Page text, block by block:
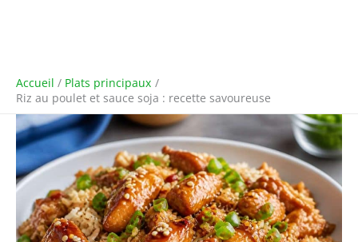
Accueil
Plats principaux
Riz au poulet et sauce soja : recette savoureuse